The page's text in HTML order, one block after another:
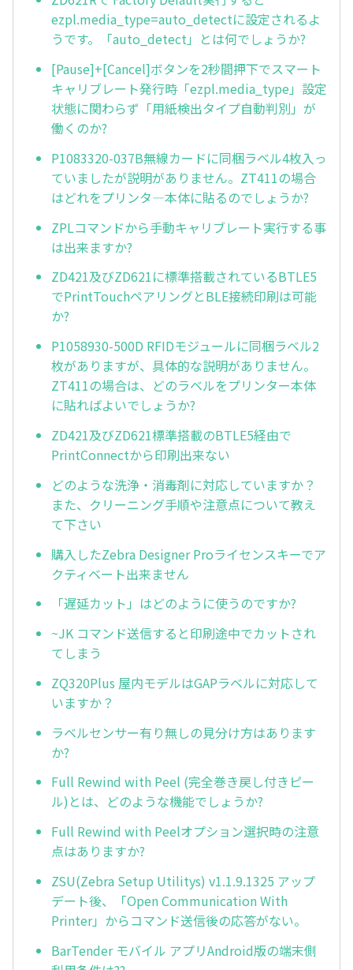
ezpl.media_type=auto_detectに設定されるよ
うです。「auto_detect」とは何でしょうか?
[Pause]+[Cancel]ボタンを2秒間押下でスマート
キャリブレート発行時「ezpl.media_type」設定
状態に関わらず「用紙検出タイプ自動判別」が
働くのか?
P1083320-037B無線カードに同梱ラベル4枚入っ
ていましたが説明がありません。ZT411の場合
はどれをプリンタ—本体に貼るのでしょうか?
ZPLコマンドから手動キャリブレート実行する事
は出来ますか?
ZD421及びZD621に標準搭載されているBTLE5
でPrintTouchペアリングとBLE接続印刷は可能
か?
P1058930-500D RFIDモジュールに同梱ラベル2
枚がありますが、具体的な説明がありません。
ZT411の場合は、どのラベルをプリンター本体
に貼ればよいでしょうか?
ZD421及びZD621標準搭載のBTLE5経由で
PrintConnectから印刷出来ない
どのような洗浄・消毒剤に対応していますか？
また、クリーニング手順や注意点について教え
て下さい
購入したZebra Designer Proライセンスキーでア
クティベート出来ません
「遅延カット」はどのように使うのですか?
~JK コマンド送信すると印刷途中でカットされ
てしまう
ZQ320Plus 屋内モデルはGAPラベルに対応して
いますか？
ラベルセンサー有り無しの見分け方はあります
か?
Full Rewind with Peel (完全巻き戻し付きピー
ル)とは、どのような機能でしょうか?
Full Rewind with Peelオプション選択時の注意
点はありますか?
ZSU(Zebra Setup Utilitys) v1.1.9.1325 アップ
デート後、「Open Communication With
Printer」からコマンド送信後の応答がない。
BarTender モバイル アプリAndroid版の端末側